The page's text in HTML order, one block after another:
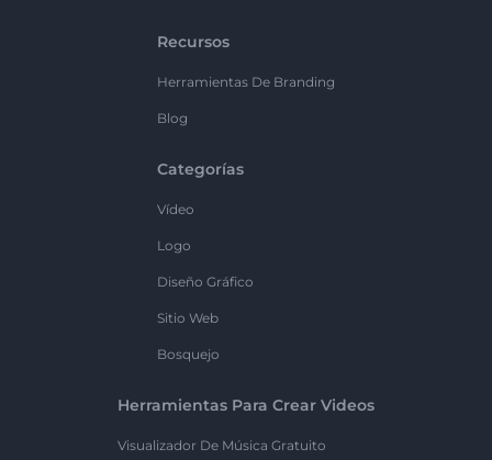
Recursos
Herramientas De Branding
Blog
Categorías
Vídeo
Logo
Diseño Gráfico
Sitio Web
Bosquejo
Herramientas Para Crear Videos
Visualizador De Música Gratuito